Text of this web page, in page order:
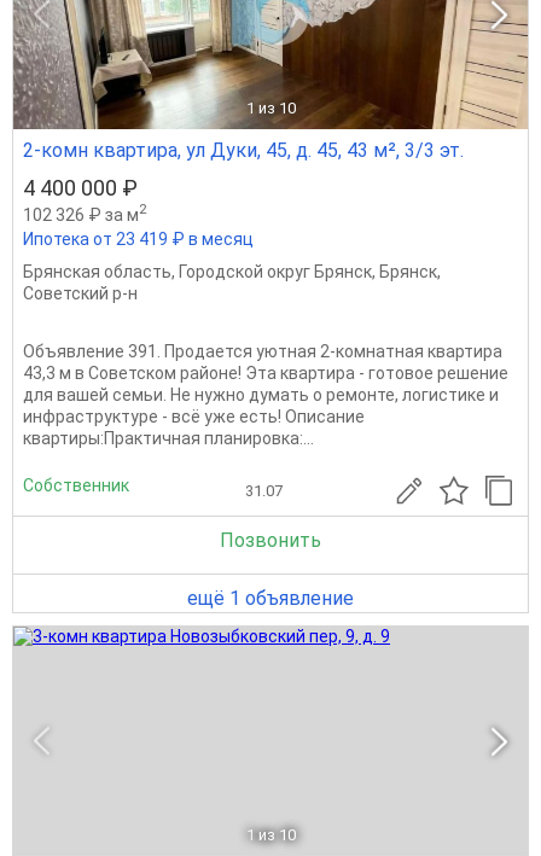
1 из 10
2-комн квартира, ул Дуки, 45, д. 45, 43 м², 3/3 эт.
4 400 000 ₽
102 326 ₽ за м2
Ипотека от 23 419 ₽ в месяц
Брянская область, Городской округ Брянск, Брянск,
Советский р-н
Объявление 391. Продается уютная 2-комнатная квартира
43,3 м в Советском районе! Эта квартира - готовое решение
для вашей семьи. Не нужно думать о ремонте, логистике и
инфраструктуре - всё уже есть! Описание
квартиры:Практичная планировка:...
Собственник 31.07
Позвонить
ещё 1 объявление
1 из 10